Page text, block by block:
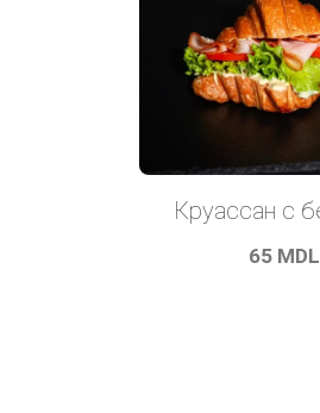
Круассан с
65 MDL